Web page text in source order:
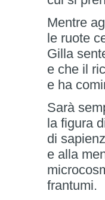
Mentre
le ruote
Gilla
e che il
e ha
Sarà
la figura
di
e alla
frantumi.